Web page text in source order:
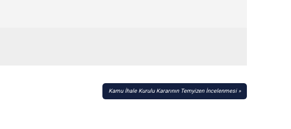
Kamu İhale Kurulu Kararının Temyizen İncelenmesi